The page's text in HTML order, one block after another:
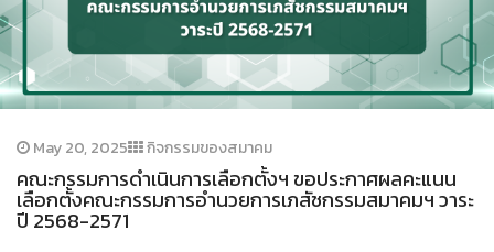
May 20, 2025 กิจกรรมของสมาคม
คณะกรรมการดำเนินการเลือกตั้งฯ ขอประกาศผลคะแนน
เลือกตั้งคณะกรรมการอำนวยการเภสัชกรรมสมาคมฯ วาระ
ปี 2568-2571